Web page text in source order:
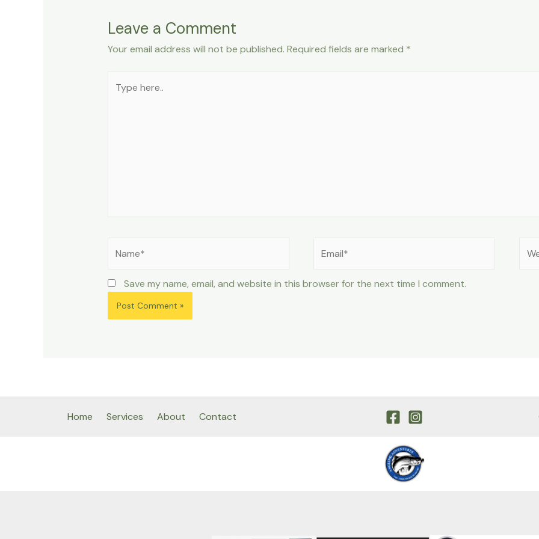
Leave a Comment
Your email address will not be published. Required fields are marked *
here..
Save my name, email, and website in this browser for the next time I comment.
Home Services About Contact